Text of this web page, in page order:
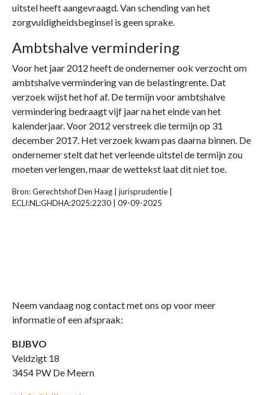
uitstel heeft aangevraagd. Van schending van het
zorgvuldigheidsbeginsel is geen sprake.
Ambtshalve vermindering
Voor het jaar 2012 heeft de ondernemer ook verzocht om
ambtshalve vermindering van de belastingrente. Dat
verzoek wijst het hof af. De termijn voor ambtshalve
vermindering bedraagt vijf jaar na het einde van het
kalenderjaar. Voor 2012 verstreek die termijn op 31
december 2017. Het verzoek kwam pas daarna binnen. De
ondernemer stelt dat het verleende uitstel de termijn zou
moeten verlengen, maar de wettekst laat dit niet toe.
Bron: Gerechtshof Den Haag | jurisprudentie |
ECLI:NL:GHDHA:2025:2230 | 09-09-2025
Neem vandaag nog contact met ons op voor meer
informatie of een afspraak:
BIJBVO
Veldzigt 18
3454 PW De Meern